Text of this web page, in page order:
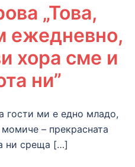
„Това,
ежедневно,
хора сме и
ни”
гости ми е едно младо,
– прекрасната
ни среща […]